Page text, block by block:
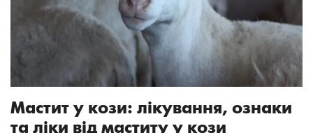
Мастит у кози: лікування, ознаки
та ліки від маститу у кози